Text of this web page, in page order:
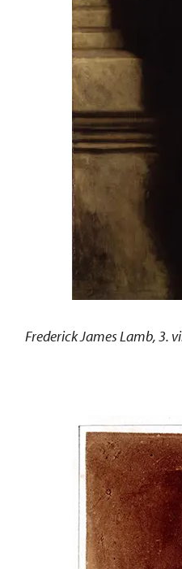
Frederick James Lamb, 3.